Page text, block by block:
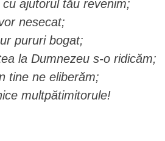
ajutorul tău revenim;
nesecat;
pururi bogat;
la Dumnezeu s-o ridicăm;
tine ne eliberăm;
multpătimitorule!